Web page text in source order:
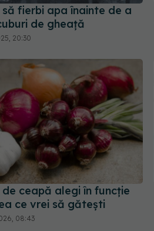
să fierbi apa înainte de a
de gheață
20:30
de ceapă alegi în funcție
ce vrei să gătești
08:43